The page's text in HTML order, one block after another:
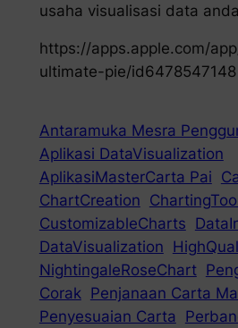
usaha visualisasi data
https://apps.apple.com/
ultimate-pie/id6478547148
Antaramuka Mesra
Aplikasi DataVisualization
AplikasiMasterCarta Pai
ChartCreation
CustomizableCharts
DataVisualization
NightingaleRoseChart
Corak Penjanaan Carta
Penyesuaian Carta